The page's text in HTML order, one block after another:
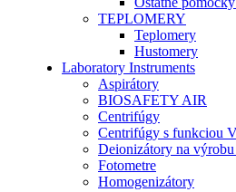
TEPLOMERY
Teplomery
Hustomery
Laboratory Instruments
Aspirátory
BIOSAFETY AIR
Centrifúgy
Centrifúgy s funkciou
Deionizátory na
Fotometre
Homogenizátory